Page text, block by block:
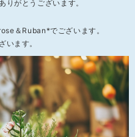
りがとうございます。
＆Ruban*でございます。
います。